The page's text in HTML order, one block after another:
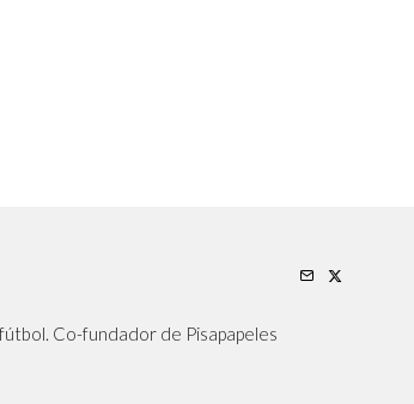
Co-fundador de Pisapapeles